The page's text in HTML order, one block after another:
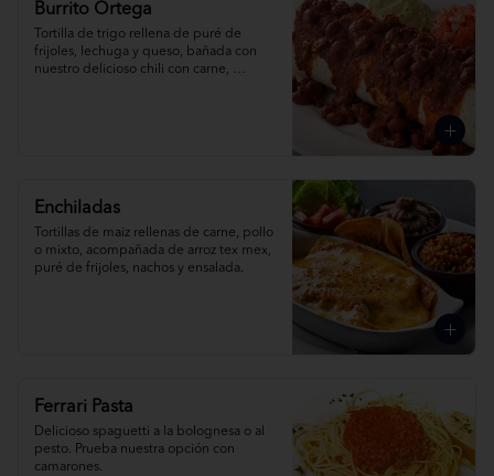
Burrito Ortega
Tortilla de trigo rellena de puré de
frijoles, lechuga y queso, bañada con
nuestro delicioso chili con carne,
Enchiladas
Tortillas de maiz rellenas de carne, pollo
o mixto, acompañada de arroz tex mex,
puré de frijoles, nachos y ensalada.
Ferrari Pasta
Delicioso spaguetti a la bolognesa o al
pesto. Prueba nuestra opción con
camarones.